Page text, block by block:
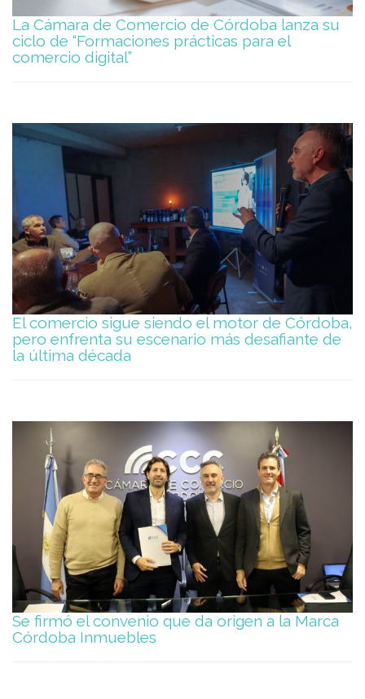
La Cámara de Comercio de Córdoba lanza su
ciclo de “Formaciones prácticas para el
comercio digital”
El comercio sigue siendo el motor de Córdoba,
pero enfrenta su escenario más desafiante de
la última década
Se firmó el convenio que da origen a la Marca
Córdoba Inmuebles